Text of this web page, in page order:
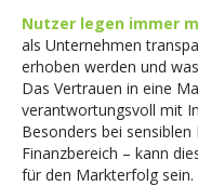
Nutzer legen immer
als Unternehmen
erhoben werden und
Das Vertrauen in eine
verantwortungsvoll mit
Besonders bei
Finanzbereich – kann
für den Markterfolg sein.